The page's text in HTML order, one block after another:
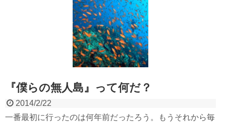
『僕らの無人島』って何だ？
2014/2/22
一番最初に行ったのは何年前だったろう。もうそれから毎